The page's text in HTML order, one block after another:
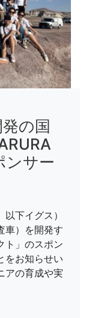
の国
ンサー
下イグス）
車）を開発す
ト」のスポン
をお知らせい
アの育成や実